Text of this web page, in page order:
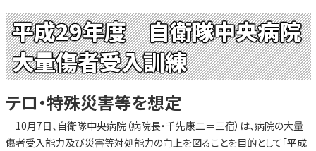
平成29年度 自衛隊中央病院
大量傷者受入訓練
テロ・特殊災害等を想定
10月7日、自衛隊中央病院（病院長・千先康二＝三宿）は、病院の大量
傷者受入能力及び災害等対処能力の向上を図ることを目的として「平成